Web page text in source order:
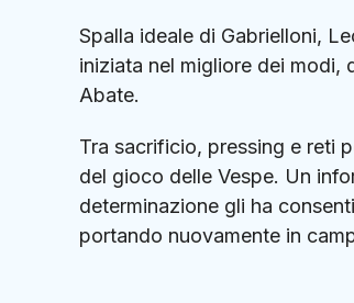
Spalla ideale di Gabrielloni,
iniziata nel migliore dei modi,
Abate.
Tra sacrificio, pressing e reti
del gioco delle Vespe. Un
determinazione gli ha
portando nuovamente in